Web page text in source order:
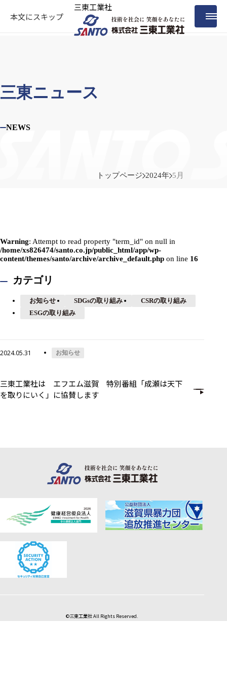
本文にスキップ
三東工業社
三東ニュース
NEWS
トップページ 2024年 5月
Warning: Attempt to read property "term_id" on null in
/home/xs826474/santo.co.jp/public_html/app/wp-
content/themes/santo/archive/archive_default.php on line 16
カテゴリ
お知らせ SDGsの取り組み
CSRの取り組み
ESGの取り組み
2024.05.31 お知らせ
三東工業社は エフエム滋賀 特別番組「成瀬は天下
を取りにいく」に協賛します
©三東工業社 All Rights Reserved.